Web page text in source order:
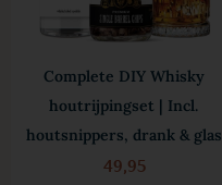
Complete DIY Whisky
houtrijpingset | Incl.
houtsnippers, drank & glas
49,95